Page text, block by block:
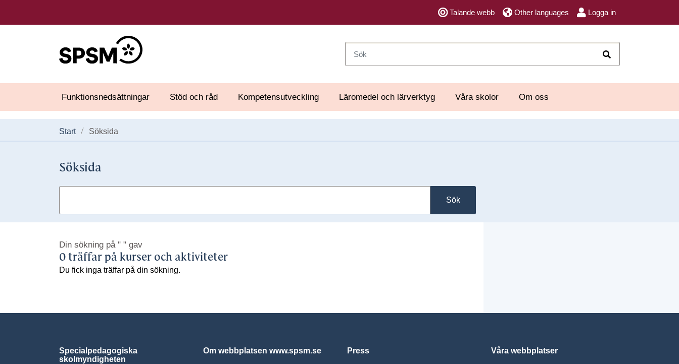
Talande webb Other languages Logga in
Funktionsnedsättningar Stöd och råd Kompetensutveckling Läromedel och lärverktyg Våra skolor Om oss
Start Söksida
Söksida
Sök
Din sökning på " " gav
0 träffar på kurser och aktiviteter
Du fick inga träffar på din sökning.
Specialpedagogiska
skolmyndigheten
Om webbplatsen www.spsm.se Press Våra webbplatser